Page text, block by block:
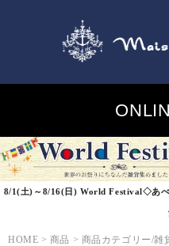
8/1(土)～8/16(日) World Festival◇あ
HOME > 商品 > 商品カテゴリー/雑